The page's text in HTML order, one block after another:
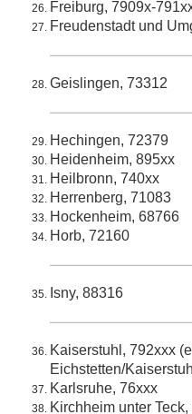
Freiburg, 7909x-
Freudenstadt und
Geislingen, 73312
Hechingen, 72379
Heidenheim, 895xx
Heilbronn, 740xx
Herrenberg, 71083
Hockenheim, 68766
Horb, 72160
Isny, 88316
Kaiserstuhl, 792xxx
Eichstetten/
Karlsruhe, 76xxx
Kirchheim unter